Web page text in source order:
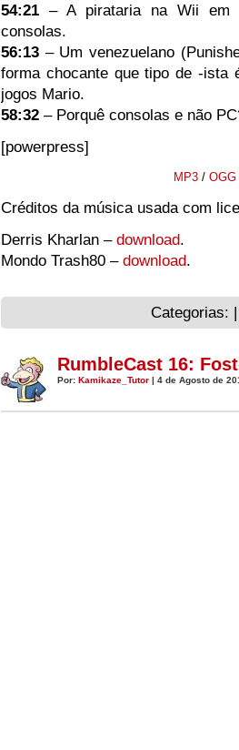
54:21 – A pirataria na Wii em
consolas.
56:13 – Um venezuelano
forma chocante que tipo de -ista
jogos Mario.
58:32 – Porquê consolas e não
[powerpress]
MP3/ OGG
Créditos da música usada com
Derris Kharlan – download.
Mondo Trash80 – download.
Categorias:
RumbleCast 16:
Por: Kamikaze_Tutor | 4 de Agosto de